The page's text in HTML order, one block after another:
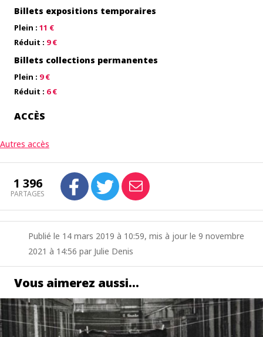
Billets expositions temporaires
Plein : 11 €
Réduit : 9 €
Billets collections permanentes
Plein : 9 €
Réduit : 6 €
ACCÈS
Autres accès
1 396
PARTAGES
Publié le 14 mars 2019 à 10:59, mis à jour le 9 novembre
2021 à 14:56 par Julie Denis
Vous aimerez aussi…